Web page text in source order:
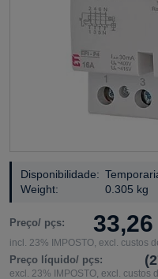
Disponibilidade:
Weight:
0.305 kg
Preço/ pçs: 33,26
incl. 23% IMPOSTO, excl. custos
Preço líquido/ pçs:
excl. 23% IMPOSTO, excl. custos